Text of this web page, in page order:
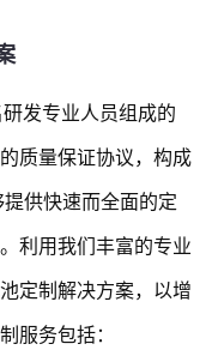
发专业人员组成的
质量保证协议，构成
供快速而全面的定
利用我们丰富的专业
定制解决方案，以增
服务包括：